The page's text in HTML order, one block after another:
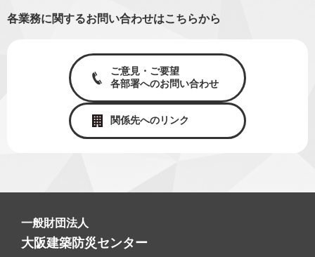
各業務に関するお問い合わせはこちらから
ご意見・ご要望
各部署へのお問い合わせ
関係先へのリンク
一般財団法人
大阪建築防災センター